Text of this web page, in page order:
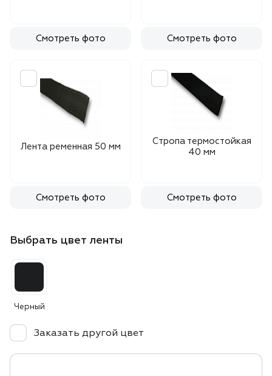
Смотреть фото Смотреть фото
Лента ременная 50 мм
Смотреть фото
Стропа термостойкая
40 мм
Смотреть фото
Выбрать цвет ленты
Черный
Заказать другой цвет